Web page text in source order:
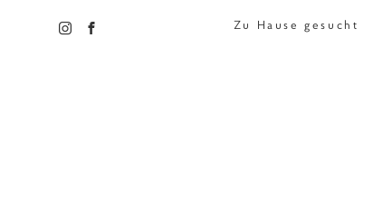
Zu Hause gesucht